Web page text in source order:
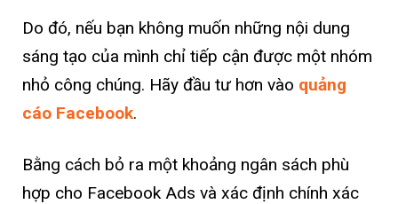
Do đó, nếu bạn không muốn những nội dung
sáng tạo của mình chỉ tiếp cận được một nhóm
nhỏ công chúng. Hãy đầu tư hơn vào quảng
cáo Facebook.
Bằng cách bỏ ra một khoảng ngân sách phù
hợp cho Facebook Ads và xác định chính xác